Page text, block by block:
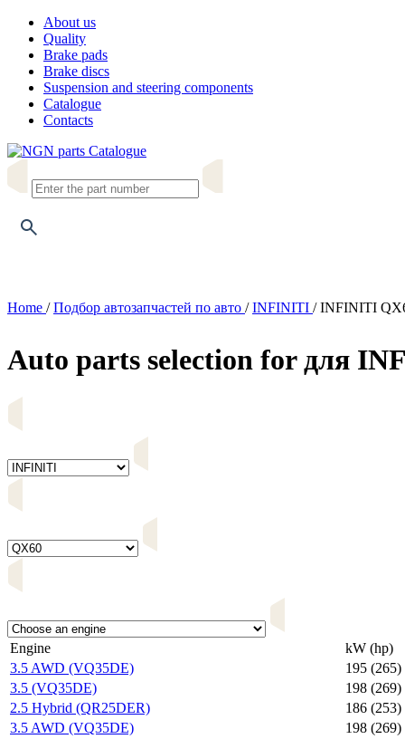
About us
Quality
Brake pads
Brake discs
Suspension and steering components
Catalogue
Contacts
Catalogue
Home /Подбор автозапчастей по авто /INFINITI /INFINITI
Auto parts selection for для
Engine
kW (hp)
3.5 AWD (VQ35DE)
195 (265)
3.5 (VQ35DE)
198 (269)
2.5 Hybrid (QR25DER)
186 (253)
3.5 AWD (VQ35DE)
198 (269)